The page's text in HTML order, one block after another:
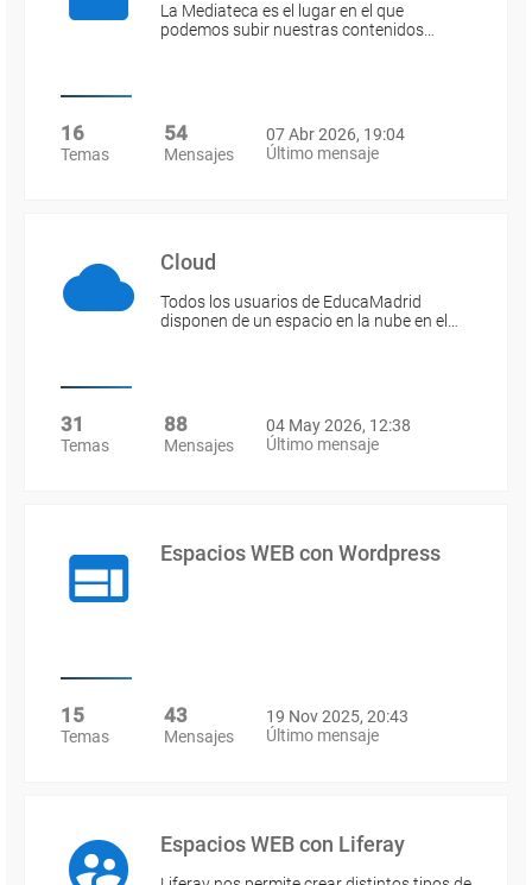
La Mediateca es el lugar en el que
podemos subir nuestras contenidos…
16
Temas
54
Mensajes
07 Abr 2026, 19:04
Último mensaje
Cloud
Todos los usuarios de EducaMadrid
disponen de un espacio en la nube en el…
31
Temas
88
Mensajes
04 May 2026, 12:38
Último mensaje
Espacios WEB con Wordpress
15
Temas
43
Mensajes
19 Nov 2025, 20:43
Último mensaje
Espacios WEB con Liferay